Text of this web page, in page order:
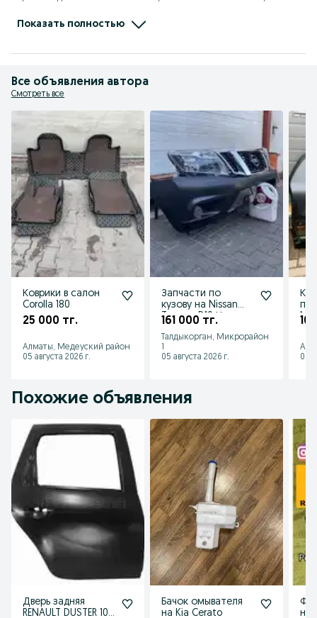
• Сотрудничество с проверенными поставщиками и производителями
необходимых деталей
Показать полностью
Все объявления автора
Смотреть все
Коврики в салон
Corolla 180
25 000 тг.
Алматы, Медеуский район
05 августа 2026 г.
Запчасти по
кузову на Nissan
Terrano D10 Ниссан
161 000 тг.
Талдыкорган, Микрорайон
1
05 августа 2026 г.
05
Похожие объявления
Дверь задняя
RENAULT DUSTER 10-
Бачок омывателя
на Kia Cerato